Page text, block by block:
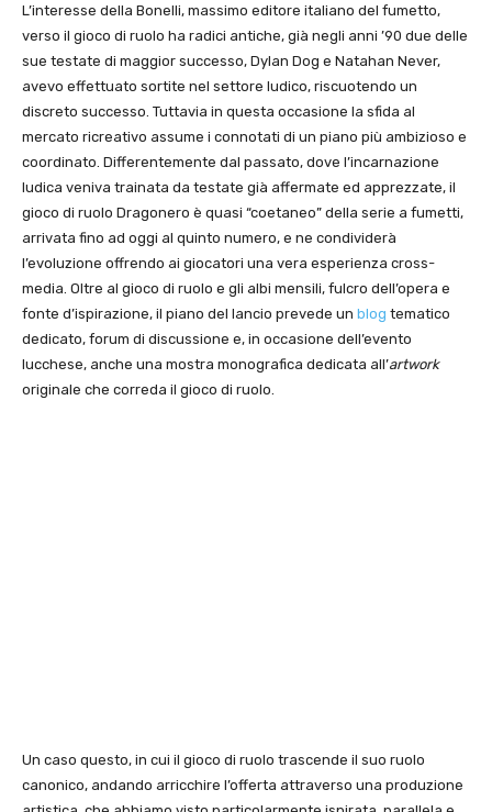
L’interesse della Bonelli, massimo editore italiano del fumetto,
verso il gioco di ruolo ha radici antiche, già negli anni ’90 due delle
sue testate di maggior successo, Dylan Dog e Natahan Never,
avevo effettuato sortite nel settore ludico, riscuotendo un
discreto successo. Tuttavia in questa occasione la sfida al
mercato ricreativo assume i connotati di un piano più ambizioso e
coordinato. Differentemente dal passato, dove l’incarnazione
ludica veniva trainata da testate già affermate ed apprezzate, il
gioco di ruolo Dragonero è quasi “coetaneo” della serie a fumetti,
arrivata fino ad oggi al quinto numero, e ne condividerà
l’evoluzione offrendo ai giocatori una vera esperienza cross-
media. Oltre al gioco di ruolo e gli albi mensili, fulcro dell’opera e
fonte d’ispirazione, il piano del lancio prevede un blog tematico
dedicato, forum di discussione e, in occasione dell’evento
lucchese, anche una mostra monografica dedicata all’artwork
originale che correda il gioco di ruolo.
Un caso questo, in cui il gioco di ruolo trascende il suo ruolo
canonico, andando arricchire l’offerta attraverso una produzione